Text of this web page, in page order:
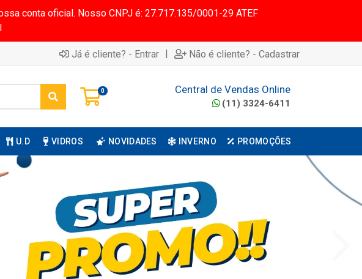
conta oficial. Nosso CNPJ é: 27.717.135/0001-29 ATEF
Já é cliente? - Entrar | Não é cliente? - Cadastrar
0 Central de Vendas Online
(11) 3324-6411
U.D VIDROS NOVIDADES INVERNO PROMOÇÕES